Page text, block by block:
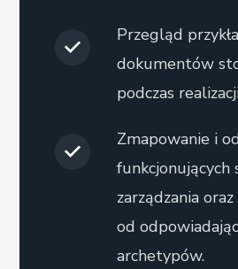
Przegląd
dokumentów
podczas
Zmapowanie i
funkcjonujących
zarządzania
od
archetypów.